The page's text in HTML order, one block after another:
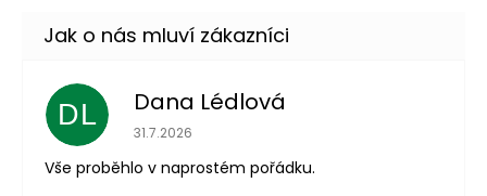
DL Dana Lédlová
Hodnocení obchodu je 5 z 5 hvězdiček.
31.7.2026
Vše proběhlo v naprostém pořádku.